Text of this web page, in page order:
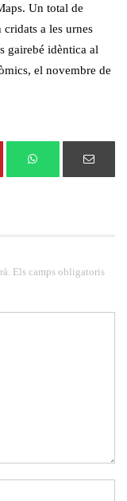
Un total de
a les urnes
gairebé idèntica al
el novembre de
Els camps obligatoris